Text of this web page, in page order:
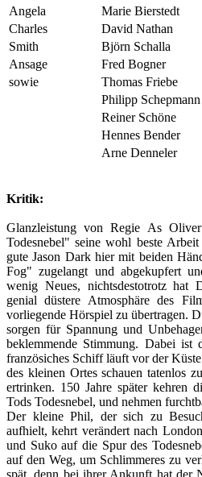
Angela
Marie Bierstedt
Charles
David Nathan
Smith
Björn Schalla
Ansage
Fred Bogner
sowie
Thomas Friebe
Philipp Schepmann
Reiner Schöne
Hennes Bender
Arne Denneler
Kritik:
Glanzleistung von Regie As
Todesnebel" seine wohl beste
gute Jason Dark hier mit beiden
Fog" zugelangt und abgekupfert
wenig Neues, nichtsdestotrotz hat
genial düstere Atmosphäre des
vorliegende Hörspiel zu übertragen.
sorgen für Spannung und
beklemmende Stimmung. Dabei ist
französiches Schiff läuft vor der
des kleinen Ortes schauen tatenlos
ertrinken. 150 Jahre später kehren
Tods Todesnebel, und nehmen
Der kleine Phil, der sich zu
aufhielt, kehrt verändert nach
und Suko auf die Spur des
auf den Weg, um Schlimmeres zu
spät, denn bei ihrer Ankunft hat der